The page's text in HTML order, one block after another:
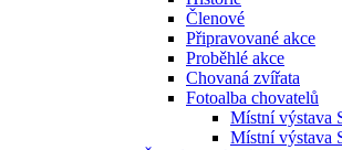
Členové
Připravované akce
Proběhlé akce
Chovaná zvířata
Fotoalba chovatelů
Místní výstava
Místní výstava